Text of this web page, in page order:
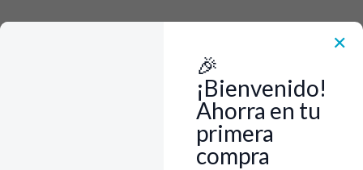
✕
🎉
¡Bienvenido!
Ahorra en tu
primera
compra
Tienda
Suspension Ensamble GE/Mabe/Centrales WW01F00370